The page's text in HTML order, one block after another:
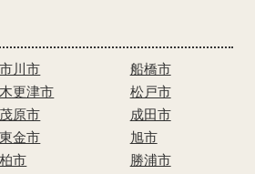
市川市
船橋市
木更津市
松戸市
茂原市
成田市
東金市
旭市
柏市
勝浦市